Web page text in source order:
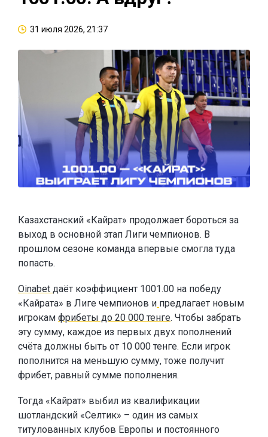
31 июля 2026, 21:37
Казахстанский «Кайрат» продолжает бороться за
выход в основной этап Лиги чемпионов. В
прошлом сезоне команда впервые смогла туда
попасть.
Oinabet даёт коэффициент 1001.00 на победу
«Кайрата» в Лиге чемпионов и предлагает новым
игрокам фрибеты до 20 000 тенге. Чтобы забрать
эту сумму, каждое из первых двух пополнений
счёта должны быть от 10 000 тенге. Если игрок
пополнится на меньшую сумму, тоже получит
фрибет, равный сумме пополнения.
Тогда «Кайрат» выбил из квалификации
шотландский «Селтик» – один из самых
титулованных клубов Европы и постоянного